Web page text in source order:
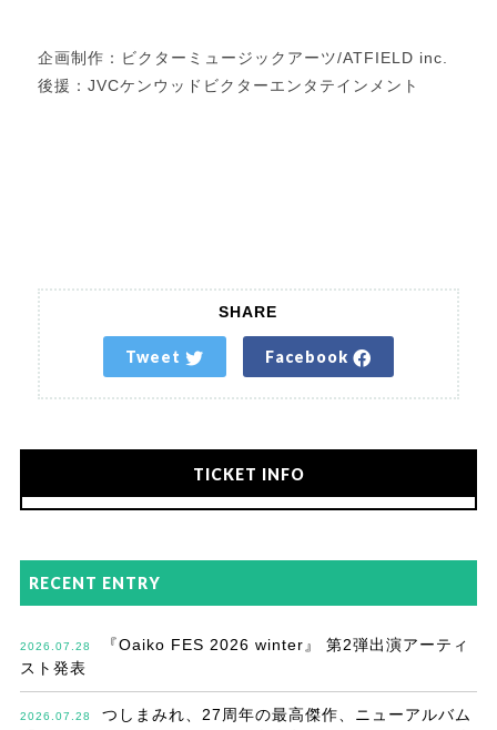
企画制作：ビクターミュージックアーツ/ATFIELD inc.
後援：JVCケンウッドビクターエンタテインメント
SHARE
Tweet Facebook
TICKET INFO
RECENT ENTRY
2026.07.28
『Oaiko FES 2026 winter』 第2弾出演アーティ
スト発表
2026.07.28
つしまみれ、27周年の最高傑作、ニューアルバム